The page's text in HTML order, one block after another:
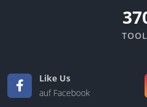
Like Us
auf Facebook